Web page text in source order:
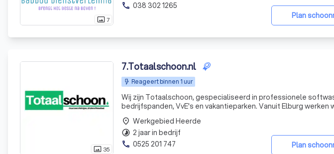
photo_size_select_actual7 Plan
phone 038 302 1265
photo_size_select_actual 35
7.Totaalschoon.nl
Reageert binnen 1 uur
Wij zijn Totaalschoon, gespecialiseerd in professionele
bedrijfspanden, VvE's en vakantieparken. Vanuit Elburg
door de Veluwe, Flevoland en de IJsselstreek, met plaatsen
Apeldo
Plan
place Werkgebied Heerde
timelapse 2 jaar in bedrijf
phone 0525 201 747